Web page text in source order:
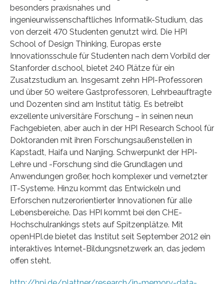
besonders praxisnahes und
ingenieurwissenschaftliches Informatik-Studium, das
von derzeit 470 Studenten genutzt wird. Die HPI
School of Design Thinking, Europas erste
Innovationsschule für Studenten nach dem Vorbild der
Stanforder d.school, bietet 240 Plätze für ein
Zusatzstudium an. Insgesamt zehn HPI-Professoren
und über 50 weitere Gastprofessoren, Lehrbeauftragte
und Dozenten sind am Institut tätig. Es betreibt
exzellente universitäre Forschung – in seinen neun
Fachgebieten, aber auch in der HPI Research School für
Doktoranden mit ihren Forschungsaußenstellen in
Kapstadt, Haifa und Nanjing. Schwerpunkt der HPI-
Lehre und -Forschung sind die Grundlagen und
Anwendungen großer, hoch komplexer und vernetzter
IT-Systeme. Hinzu kommt das Entwickeln und
Erforschen nutzerorientierter Innovationen für alle
Lebensbereiche. Das HPI kommt bei den CHE-
Hochschulrankings stets auf Spitzenplätze. Mit
openHPI.de bietet das Institut seit September 2012 ein
interaktives Internet-Bildungsnetzwerk an, das jedem
offen steht.